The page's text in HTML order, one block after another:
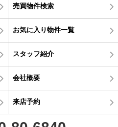
売買物件検索
お気に入り物件一覧
スタッフ紹介
会社概要
来店予約